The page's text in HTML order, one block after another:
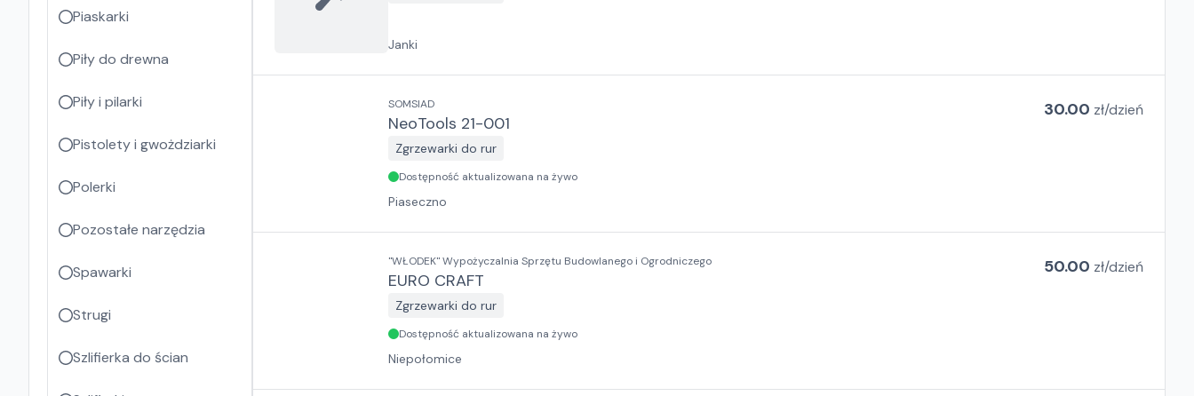
Janki
SOMSIAD
NeoTools 21-001
Zgrzewarki do rur
30.00 zł/dzień
Dostępność aktualizowana na żywo
Piaseczno
"WŁODEK" Wypożyczalnia Sprzętu Budowlanego i Ogrodniczego
EURO CRAFT
Zgrzewarki do rur
50.00 zł/dzień
Dostępność aktualizowana na żywo
Niepołomice
Piaskarki
Piły do drewna
Piły i pilarki
Pistolety i gwożdziarki
Polerki
Pozostałe narzędzia
Spawarki
Strugi
Szlifierka do ścian